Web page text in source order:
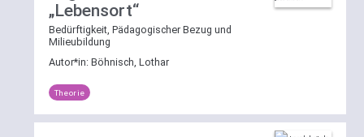
„Lebensort“
Bedürftigkeit, Pädagogischer Bezug und
Milieubildung
Autor*in: Böhnisch, Lothar
Theorie